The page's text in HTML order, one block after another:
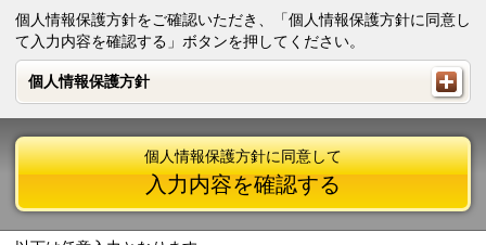
個人情報保護方針をご確認いただき、「個人情報保護方針に同意し
て入力内容を確認する」ボタンを押してください。
個人情報保護方針
個人情報保護方針
個人情報保護方針に同意して
入力内容を確認する